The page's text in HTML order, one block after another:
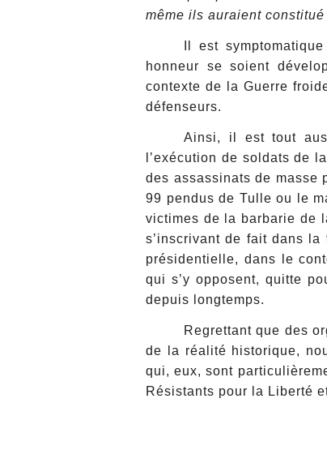
même ils auraient
Il est
honneur se soient
contexte de la Guerre
défenseurs.
Ainsi, il est tout
l’exécution de soldats de
des assassinats de masse
99 pendus de Tulle ou le
victimes de la barbarie de
s’inscrivant de fait dans
présidentielle, dans le
qui s’y opposent, quitte
depuis longtemps.
Regrettant que des
de la réalité historique,
qui, eux, sont
Résistants pour la Liberté